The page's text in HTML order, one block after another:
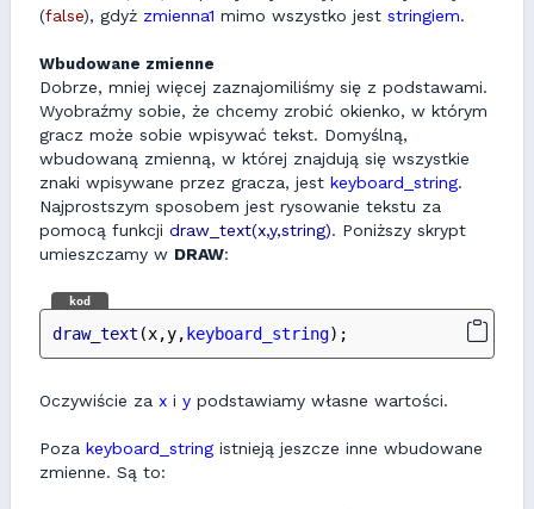
(false), gdyż zmienna1 mimo wszystko jest stringiem.
Wbudowane zmienne
Dobrze, mniej więcej zaznajomiliśmy się z podstawami.
Wyobraźmy sobie, że chcemy zrobić okienko, w którym
gracz może sobie wpisywać tekst. Domyślną,
wbudowaną zmienną, w której znajdują się wszystkie
znaki wpisywane przez gracza, jest keyboard_string.
Najprostszym sposobem jest rysowanie tekstu za
pomocą funkcji draw_text(x,y,string). Poniższy skrypt
umieszczamy w DRAW:
kod
draw_text (x,y, keyboard_string);
Oczywiście za x i y podstawiamy własne wartości.
Poza keyboard_string istnieją jeszcze inne wbudowane
zmienne. Są to: